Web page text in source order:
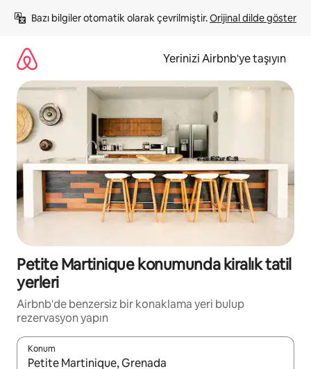
atla
Bazı bilgiler otomatik olarak çevrilmiştir. Orijinal dilde göster
Yerinizi Airbnb'ye taşıyın
Petite Martinique konumunda kiralık tatil
yerleri
Airbnb'de benzersiz bir konaklama yeri bulup
rezervasyon yapın
Konum
Sonuçlar kullanılabilir olduğunda yukarı ve aşağı oklarıyla